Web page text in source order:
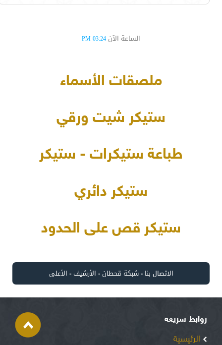
الساعة الآن 03:24 PM
ملصقات الأسماء
ستيكر شيت ورقي
طباعة ستيكرات - ستيكر
ستيكر دائري
ستيكر قص على الحدود
الاتصال بنا -شبكة قحطان- الأرشيف- الأعلى
روابط سريعه
الرئيسية